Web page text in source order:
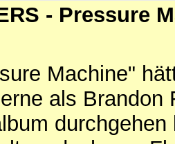
- Pressure
Machine"
als Brandon
durchgehen